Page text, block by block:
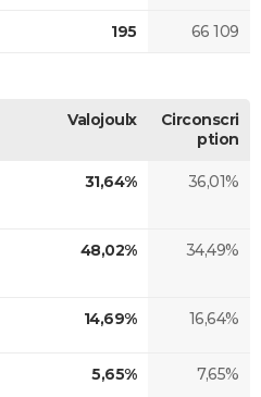
195 66 109
Valojoulx
Circonscri
ption
31,64% 36,01%
48,02% 34,49%
14,69% 16,64%
5,65% 7,65%